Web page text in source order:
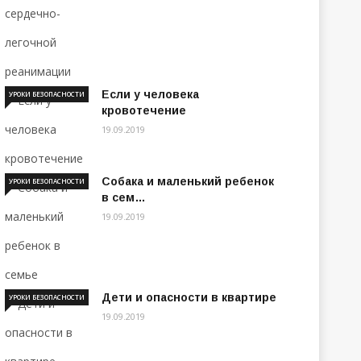
Если у человека
кровотечение
УРОКИ БЕЗОПАСНОСТИ
19.09.2019
Собака и маленький ребенок
в сем…
УРОКИ БЕЗОПАСНОСТИ
19.09.2019
Дети и опасности в квартире
УРОКИ БЕЗОПАСНОСТИ
19.09.2019